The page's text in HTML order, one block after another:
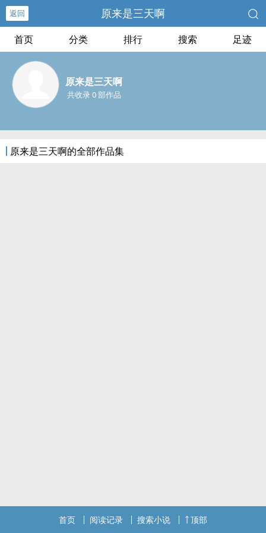
返回 原来是三天啊
首页 分类 排行 搜索 足迹
原来是三天啊
共收录 0 部作品
原来是三天啊的全部作品集
首页 阅读记录 搜索小说 顶部